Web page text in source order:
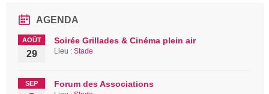
AGENDA
AOÛT
29
Soirée Grillades & Cinéma plein air
Lieu : Stade
SEP Forum des Associations